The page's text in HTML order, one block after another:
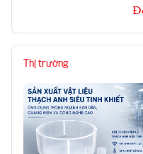
Thị trường